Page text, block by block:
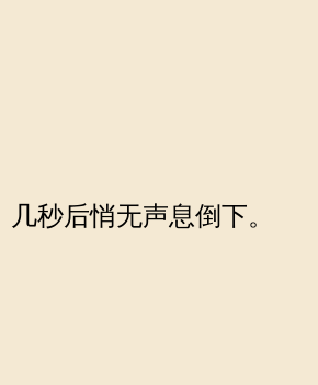
秒后悄无声息倒下。